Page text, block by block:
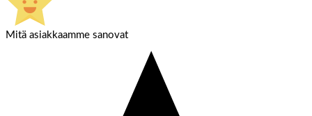
Mitä asiakkaamme sanovat